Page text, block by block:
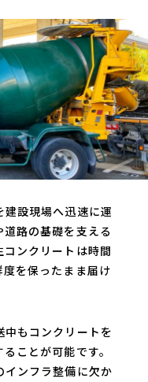
建設現場へ迅速に運
路の基礎を支える
ンクリートは時間
を保ったまま届け
中もコンクリートを
ことが可能です。
ンフラ整備に欠か